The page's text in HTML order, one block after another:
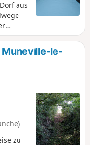
aus
des
le-
zu